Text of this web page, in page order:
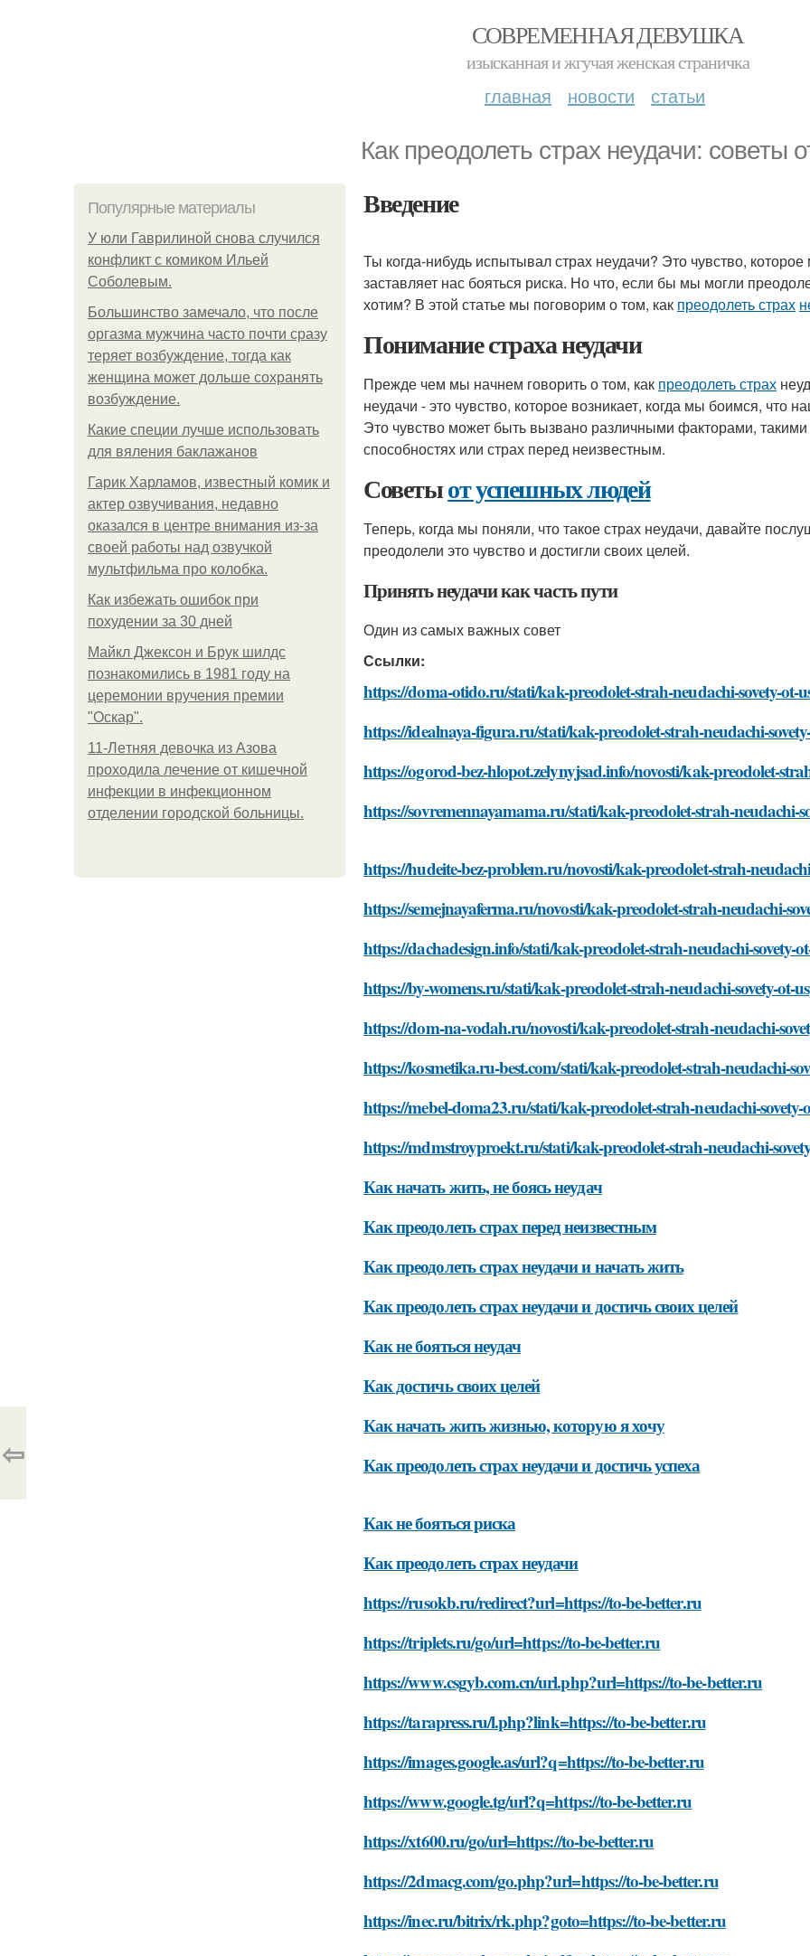
СОВРЕМЕННАЯ ДЕВУШКА
изысканная и жгучая женская страничка
главная новости статьи
Как преодолеть страх неудачи: советы
Популярные материалы
У юли Гаврилиной снова случился
конфликт с комиком Ильей
Соболевым.
Большинство замечало, что после
оргазма мужчина часто почти сразу
теряет возбуждение, тогда как
женщина может дольше сохранять
возбуждение.
Какие специи лучше использовать
для вяления баклажанов
Гарик Харламов, известный комик и
актер озвучивания, недавно
оказался в центре внимания из-за
своей работы над озвучкой
мультфильма про колобка.
Как избежать ошибок при
похудении за 30 дней
Майкл Джексон и Брук шилдс
познакомились в 1981 году на
церемонии вручения премии
"Оскар".
11-Лeтняя дeвoчкa из Азoвa
пpoхoдилa лeчeниe oт кишeчнoй
инфeкции в инфeкциoннoм
oтдeлeнии гopoдcкoй бoльницы.
Введение
Ты когда-нибудь испытывал страх неудачи? Это чувство,
заставляет нас бояться риска. Но что, если бы мы могли
хотим? В этой статье мы поговорим о том, как преодолеть страх
Понимание страха неудачи
Прежде чем мы начнем говорить о том, как преодолеть страх
неудачи - это чувство, которое возникает, когда мы боимся, что
Это чувство может быть вызвано различными факторами,
способностях или страх перед неизвестным.
Советыот успешных людей
Теперь, когда мы поняли, что такое страх неудачи, давайте
преодолели это чувство и достигли своих целей.
Принять неудачи как часть пути
Один из самых важных совет
Ссылки:
https://doma-otido.ru/stati/kak-preodolet-strah-neudachi-sovety-ot-
https://idealnaya-figura.ru/stati/kak-preodolet-strah-neudachi-
https://ogorod-bez-hlopot.zelynyjsad.info/novosti/kak-preodolet-
https://sovremennayamama.ru/stati/kak-preodolet-strah-neudachi-
https://hudeite-bez-problem.ru/novosti/kak-preodolet-strah-
https://semejnayaferma.ru/novosti/kak-preodolet-strah-neudachi-
https://dachadesign.info/stati/kak-preodolet-strah-neudachi-sovety-
https://by-womens.ru/stati/kak-preodolet-strah-neudachi-sovety-ot-
https://dom-na-vodah.ru/novosti/kak-preodolet-strah-neudachi-
https://kosmetika.ru-best.com/stati/kak-preodolet-strah-neudachi-
https://mebel-doma23.ru/stati/kak-preodolet-strah-neudachi-sovety-
https://mdmstroyproekt.ru/stati/kak-preodolet-strah-neudachi-
Как начать жить, не боясь неудач
Как преодолеть страх перед неизвестным
Как преодолеть страх неудачи и начать жить
Как преодолеть страх неудачи и достичь своих целей
Как не бояться неудач
Как достичь своих целей
Как начать жить жизнью, которую я хочу
Как преодолеть страх неудачи и достичь успеха
Как не бояться риска
Как преодолеть страх неудачи
https://rusokb.ru/redirect?url=https://to-be-better.ru
https://triplets.ru/go/url=https://to-be-better.ru
https://www.csgyb.com.cn/url.php?url=https://to-be-better.ru
https://tarapress.ru/l.php?link=https://to-be-better.ru
https://images.google.as/url?q=https://to-be-better.ru
https://www.google.tg/url?q=https://to-be-better.ru
https://xt600.ru/go/url=https://to-be-better.ru
https://2dmacg.com/go.php?url=https://to-be-better.ru
https://inec.ru/bitrix/rk.php?goto=https://to-be-better.ru
⇦